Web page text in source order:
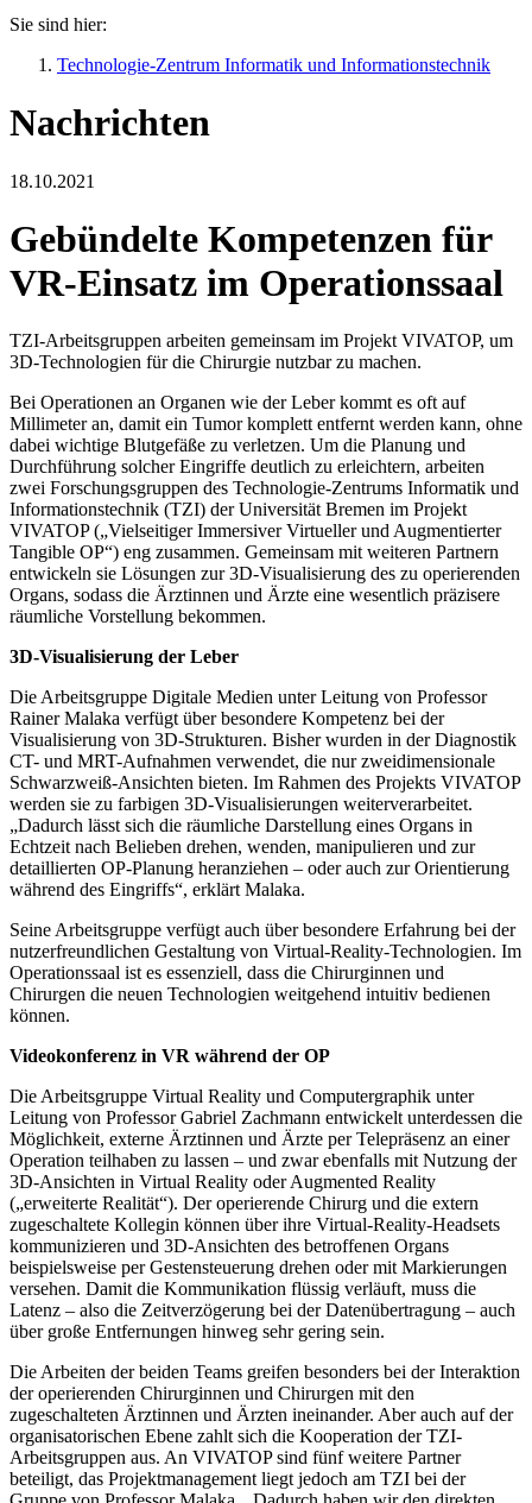
Sie sind hier:
Technologie-Zentrum Informatik und Informationstechnik
Nachrichten
18.10.2021
Gebündelte Kompetenzen für
VR-Einsatz im Operationssaal
TZI-Arbeitsgruppen arbeiten gemeinsam im Projekt VIVATOP, um
3D-Technologien für die Chirurgie nutzbar zu machen.
Bei Operationen an Organen wie der Leber kommt es oft auf
Millimeter an, damit ein Tumor komplett entfernt werden kann, ohne
dabei wichtige Blutgefäße zu verletzen. Um die Planung und
Durchführung solcher Eingriffe deutlich zu erleichtern, arbeiten
zwei Forschungsgruppen des Technologie-Zentrums Informatik und
Informationstechnik (TZI) der Universität Bremen im Projekt
VIVATOP („Vielseitiger Immersiver Virtueller und Augmentierter
Tangible OP“) eng zusammen. Gemeinsam mit weiteren Partnern
entwickeln sie Lösungen zur 3D-Visualisierung des zu operierenden
Organs, sodass die Ärztinnen und Ärzte eine wesentlich präzisere
räumliche Vorstellung bekommen.
3D-Visualisierung der Leber
Die Arbeitsgruppe Digitale Medien unter Leitung von Professor
Rainer Malaka verfügt über besondere Kompetenz bei der
Visualisierung von 3D-Strukturen. Bisher wurden in der Diagnostik
CT- und MRT-Aufnahmen verwendet, die nur zweidimensionale
Schwarzweiß-Ansichten bieten. Im Rahmen des Projekts VIVATOP
werden sie zu farbigen 3D-Visualisierungen weiterverarbeitet.
„Dadurch lässt sich die räumliche Darstellung eines Organs in
Echtzeit nach Belieben drehen, wenden, manipulieren und zur
detaillierten OP-Planung heranziehen – oder auch zur Orientierung
während des Eingriffs“, erklärt Malaka.
Seine Arbeitsgruppe verfügt auch über besondere Erfahrung bei der
nutzerfreundlichen Gestaltung von Virtual-Reality-Technologien. Im
Operationssaal ist es essenziell, dass die Chirurginnen und
Chirurgen die neuen Technologien weitgehend intuitiv bedienen
können.
Videokonferenz in VR während der OP
Die Arbeitsgruppe Virtual Reality und Computergraphik unter
Leitung von Professor Gabriel Zachmann entwickelt unterdessen die
Möglichkeit, externe Ärztinnen und Ärzte per Telepräsenz an einer
Operation teilhaben zu lassen – und zwar ebenfalls mit Nutzung der
3D-Ansichten in Virtual Reality oder Augmented Reality
(„erweiterte Realität“). Der operierende Chirurg und die extern
zugeschaltete Kollegin können über ihre Virtual-Reality-Headsets
kommunizieren und 3D-Ansichten des betroffenen Organs
beispielsweise per Gestensteuerung drehen oder mit Markierungen
versehen. Damit die Kommunikation flüssig verläuft, muss die
Latenz – also die Zeitverzögerung bei der Datenübertragung – auch
über große Entfernungen hinweg sehr gering sein.
Die Arbeiten der beiden Teams greifen besonders bei der Interaktion
der operierenden Chirurginnen und Chirurgen mit den
zugeschalteten Ärztinnen und Ärzten ineinander. Aber auch auf der
organisatorischen Ebene zahlt sich die Kooperation der TZI-
Arbeitsgruppen aus. An VIVATOP sind fünf weitere Partner
beteiligt, das Projektmanagement liegt jedoch am TZI bei der